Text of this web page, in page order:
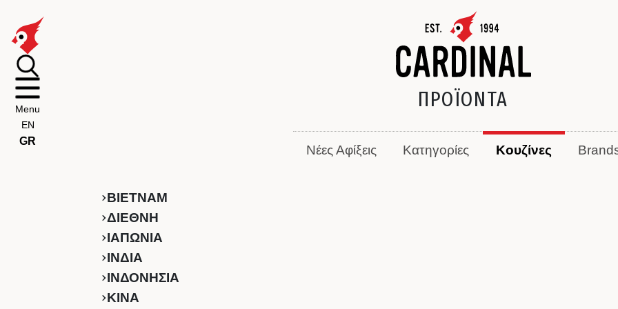
EN
GR
Menu ΠΡΟΪΟΝΤΑ
Νέες Αφίξεις Κατηγορίες Κουζίνες
ΒΙΕΤΝΑΜ
ΔΙΕΘΝΗ
ΙΑΠΩΝΙΑ
ΙΝΔΙΑ
ΙΝΔΟΝΗΣΙΑ
ΚINA